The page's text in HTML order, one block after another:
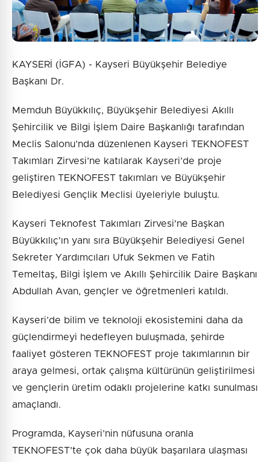
KAYSERİ (İGFA) - Kayseri Büyükşehir Belediye
Başkanı Dr.
Memduh Büyükkılıç, Büyükşehir Belediyesi Akıllı
Şehircilik ve Bilgi İşlem Daire Başkanlığı tarafından
Meclis Salonu’nda düzenlenen Kayseri TEKNOFEST
Takımları Zirvesi’ne katılarak Kayseri’de proje
geliştiren TEKNOFEST takımları ve Büyükşehir
Belediyesi Gençlik Meclisi üyeleriyle buluştu.
Kayseri Teknofest Takımları Zirvesi'ne Başkan
Büyükkılıç'ın yanı sıra Büyükşehir Belediyesi Genel
Sekreter Yardımcıları Ufuk Sekmen ve Fatih
Temeltaş, Bilgi İşlem ve Akıllı Şehircilik Daire Başkanı
Abdullah Avan, gençler ve öğretmenleri katıldı.
Kayseri’de bilim ve teknoloji ekosistemini daha da
güçlendirmeyi hedefleyen buluşmada, şehirde
faaliyet gösteren TEKNOFEST proje takımlarının bir
araya gelmesi, ortak çalışma kültürünün geliştirilmesi
ve gençlerin üretim odaklı projelerine katkı sunulması
amaçlandı.
Programda, Kayseri’nin nüfusuna oranla
TEKNOFEST’te çok daha büyük başarılara ulaşması